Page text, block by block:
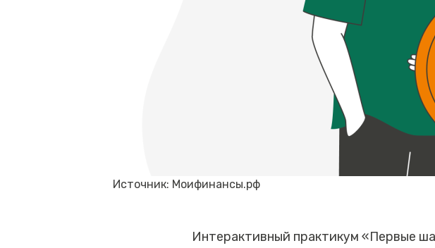
Источник: Моифинансы.рф
Интерактивный практикум «Первые